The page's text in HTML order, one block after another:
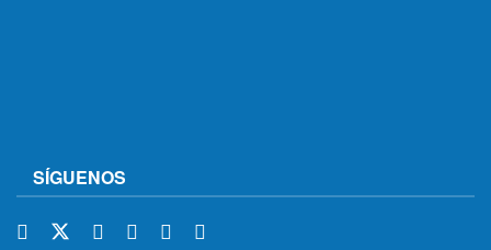
SÍGUENOS